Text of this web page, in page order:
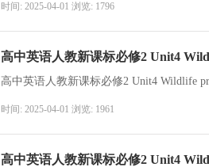
时间: 2025-04-01 浏览: 1796
高中英语人教新课标必修2 Unit4
高中英语人教新课标必修2 Unit4 Wildlife
时间: 2025-04-01 浏览: 1961
高中英语人教新课标必修2 Unit4